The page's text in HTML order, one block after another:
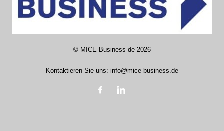
© MICE Business de2026
Kontaktieren Sie uns: info@mice-business.de